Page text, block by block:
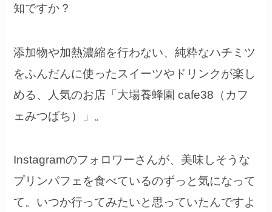
知ですか？
添加物や加熱濃縮を行わない、純粋なハチミツ
をふんだんに使ったスイーツやドリンクが楽し
める、人気のお店「大場養蜂園 cafe38（カフ
ェみつばち）」。
Instagramのフォロワーさんが、美味しそうな
プリンパフェを食べているのずっと気になって
て。いつか行ってみたいと思っていたんですよ